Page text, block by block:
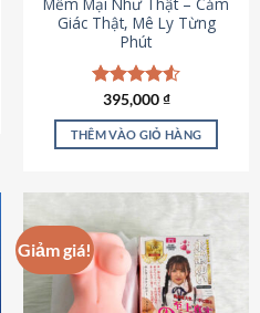
Mềm Mại Như Thật – Cảm
Giác Thật, Mê Ly Từng
Phút
Được xếp
hạng4.53
5 sao
395,000₫
THÊM VÀO GIỎ HÀNG
Giảm giá!